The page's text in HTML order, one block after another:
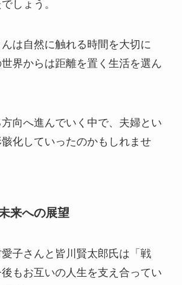
しょう。
は自然に触れる時間を大切に
界からは距離を置く生活を選ん
向へ進んでいく中で、夫婦とい
化していったのかもしれませ
来への展望
子さんと皆川賢太郎氏は「戦
もお互いの人生を支え合ってい